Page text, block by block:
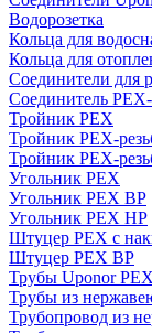
Водорозетка
Кольца для
Кольца для
Соединители для
Соединитель
Тройник PEX
Тройник PEX-
Тройник PEX-
Угольник PEX
Угольник PEX ВР
Угольник PEX НР
Штуцер PEX c
Штуцер PEX ВР
Трубы Uponor
Трубы из
Трубопровод из